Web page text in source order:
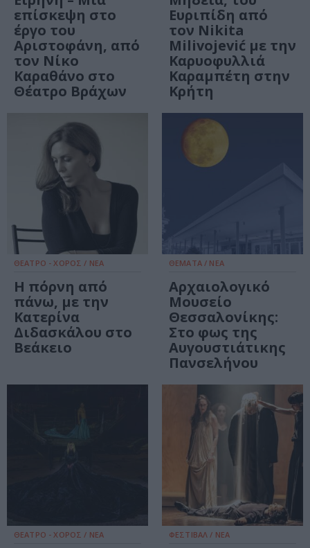
επίσκεψη στο
έργο του
Αριστοφάνη, από
τον Νίκο
Καραθάνο στο
Θέατρο Βράχων
Ευριπίδη από
τον Nikita
Milivojević με την
Καρυοφυλλιά
Καραμπέτη στην
Κρήτη
ΘΕΑΤΡΟ - ΧΟΡΟΣ / ΝΕΑ
Η πόρνη από
πάνω, με την
Κατερίνα
Διδασκάλου στο
Βεάκειο
ΘΕΜΑΤΑ / ΝΕΑ
Αρχαιολογικό
Μουσείο
Θεσσαλονίκης:
Στο φως της
Αυγουστιάτικης
Πανσελήνου
ΘΕΑΤΡΟ - ΧΟΡΟΣ / ΝΕΑ ΦΕΣΤΙΒΑΛ / ΝΕΑ